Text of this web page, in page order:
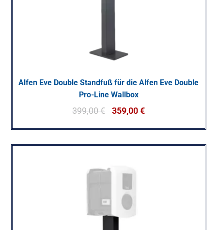
Alfen Eve Double Standfuß für die Alfen Eve Double
Pro-Line Wallbox
399,00€ 359,00€